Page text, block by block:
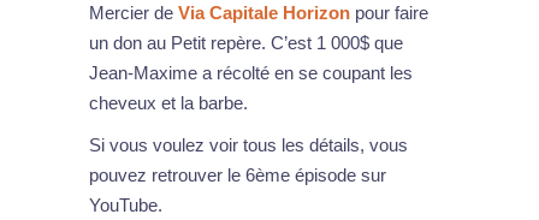
Mercier de Via Capitale Horizon pour faire
un don au Petit repère. C’est 1 000$ que
Jean-Maxime a récolté en se coupant les
cheveux et la barbe.
Si vous voulez voir tous les détails, vous
pouvez retrouver le 6ème épisode sur
YouTube.